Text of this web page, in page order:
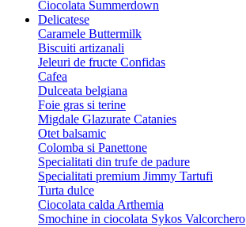
Ciocolata Summerdown
Delicatese
Caramele Buttermilk
Biscuiti artizanali
Jeleuri de fructe Confidas
Cafea
Dulceata belgiana
Foie gras si terine
Migdale Glazurate Catanies
Otet balsamic
Colomba si Panettone
Specialitati din trufe de padure
Specialitati premium Jimmy Tartufi
Turta dulce
Ciocolata calda Arthemia
Smochine in ciocolata Sykos Valcorchero